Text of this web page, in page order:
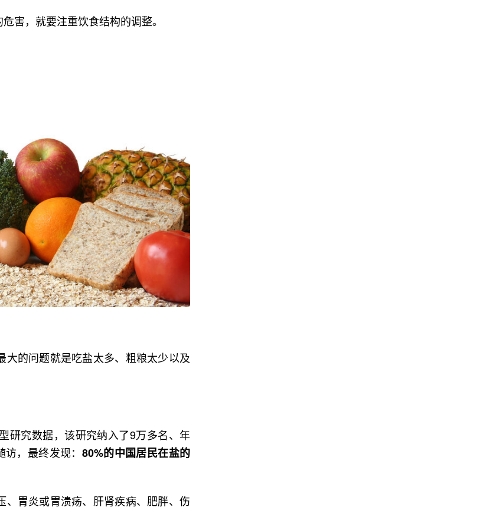
害，就要注重饮食结构的调整。
的问题就是吃盐太多、粗粮太少以及
研究数据，该研究纳入了9万多名、年
，最终发现： 80%的中国居民在盐的
胃炎或胃溃疡、肝肾疾病、肥胖、伤